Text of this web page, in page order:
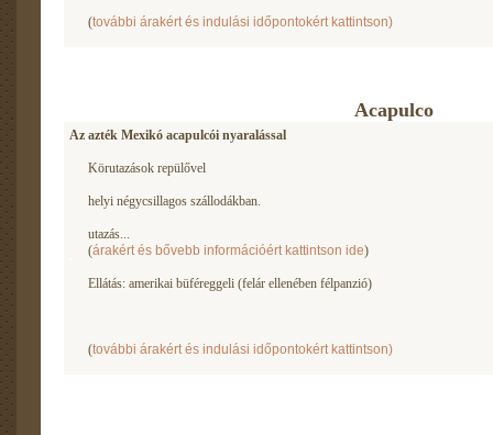
(további árakért és indulási időpontokért kattintson)
Acapulco
Az azték Mexikó acapulcói nyaralással
Körutazások repülővel
helyi négycsillagos szállodákban.
utazás...
(árakért és bővebb információért kattintson ide)
Ellátás: amerikai büféreggeli (felár ellenében félpanzió)
(további árakért és indulási időpontokért kattintson)